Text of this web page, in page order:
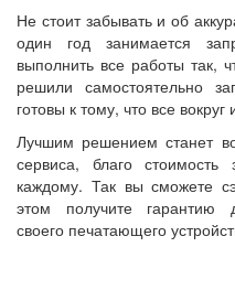
Не стоит забывать и об
один год занимается
выполнить все работы так,
решили самостоятельно
готовы к тому, что все
Лучшим решением станет
сервиса, благо стоимость
каждому. Так вы сможете
этом получите гарантию
своего печатающего